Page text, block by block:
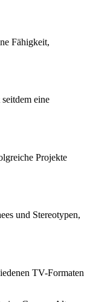
Fähigkeit,
eine
Projekte
und Stereotypen,
TV-Formaten